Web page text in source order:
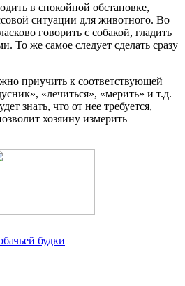
в спокойной обстановке,
ситуации для животного. Во
говорить с собакой, гладить
То же самое следует сделать сразу
приучить к соответствующей
«лечиться», «мерить» и т.д.
знать, что от нее требуется,
хозяину измерить
будки